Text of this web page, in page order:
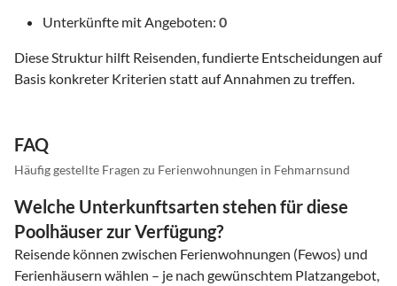
Unterkünfte mit Angeboten: 0
Diese Struktur hilft Reisenden, fundierte Entscheidungen auf
Basis konkreter Kriterien statt auf Annahmen zu treffen.
FAQ
Häufig gestellte Fragen zu Ferienwohnungen in Fehmarnsund
Welche Unterkunftsarten stehen für diese
Poolhäuser zur Verfügung?
Reisende können zwischen Ferienwohnungen (Fewos) und
Ferienhäusern wählen – je nach gewünschtem Platzangebot,